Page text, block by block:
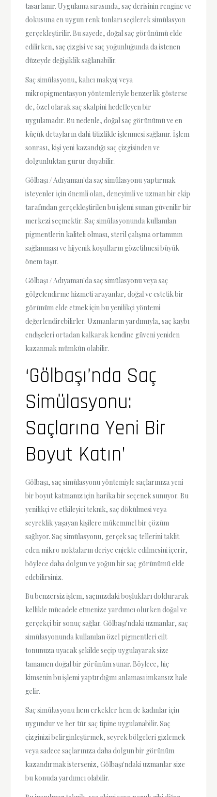
tasarlanır. Uygulama sırasında, saç derisinin rengine ve
dokusuna en uygun renk tonları seçilerek simülasyon
gerçekleştirilir. Bu sayede, doğal saç görünümü elde
edilirken, saç çizgisi ve saç yoğunluğunda da istenen
düzeyde değişiklik sağlanabilir.
Saç simülasyonu, kalıcı makyaj veya
mikropigmentasyon yöntemleriyle benzerlik gösterse
de, özel olarak saç skalpini hedefleyen bir
uygulamadır. Bu nedenle, doğal saç görünümü ve en
küçük detayların dahi titizlikle işlenmesi sağlanır. İşlem
sonrası, kişi yeni kazandığı saç çizgisinden ve
dolgunluktan gurur duyabilir.
Gölbaşı / Adıyaman'da saç simülasyonu yaptırmak
isteyenler için önemli olan, deneyimli ve uzman bir ekip
tarafından gerçekleştirilen bu işlemi sunan güvenilir bir
merkezi seçmektir. Saç simülasyonunda kullanılan
pigmentlerin kaliteli olması, steril çalışma ortamının
sağlanması ve hijyenik koşulların gözetilmesi büyük
önem taşır.
Gölbaşı / Adıyaman'da saç simülasyonu veya saç
gölgelendirme hizmeti arayanlar, doğal ve estetik bir
görünüm elde etmek için bu yenilikçi yöntemi
değerlendirebilirler. Uzmanların yardımıyla, saç kaybı
endişeleri ortadan kalkarak kendine güveni yeniden
kazanmak mümkün olabilir.
‘Gölbaşı’nda Saç
Simülasyonu:
Saçlarına Yeni Bir
Boyut Katın’
Gölbaşı, saç simülasyonu yöntemiyle saçlarınıza yeni
bir boyut katmanız için harika bir seçenek sunuyor. Bu
yenilikçi ve etkileyici teknik, saç dökülmesi veya
seyreklik yaşayan kişilere mükemmel bir çözüm
sağlıyor. Saç simülasyonu, gerçek saç tellerini taklit
eden mikro noktaların deriye enjekte edilmesini içerir,
böylece daha dolgun ve yoğun bir saç görünümü elde
edebilirsiniz.
Bu benzersiz işlem, saçınızdaki boşlukları doldurarak
kellikle mücadele etmenize yardımcı olurken doğal ve
gerçekçi bir sonuç sağlar. Gölbaşı'ndaki uzmanlar, saç
simülasyonunda kullanılan özel pigmentleri cilt
tonunuza uyacak şekilde seçip uygulayarak size
tamamen doğal bir görünüm sunar. Böylece, hiç
kimsenin bu işlemi yaptırdığını anlaması imkansız hale
gelir.
Saç simülasyonu hem erkekler hem de kadınlar için
uygundur ve her tür saç tipine uygulanabilir. Saç
çizginizi belirginleştirmek, seyrek bölgeleri gizlemek
veya sadece saçlarınıza daha dolgun bir görünüm
kazandırmak isterseniz, Gölbaşı'ndaki uzmanlar size
bu konuda yardımcı olabilir.